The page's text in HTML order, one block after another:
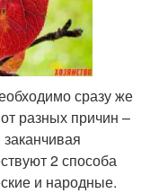
сразу же
разных причин –
2 способа
и народные.